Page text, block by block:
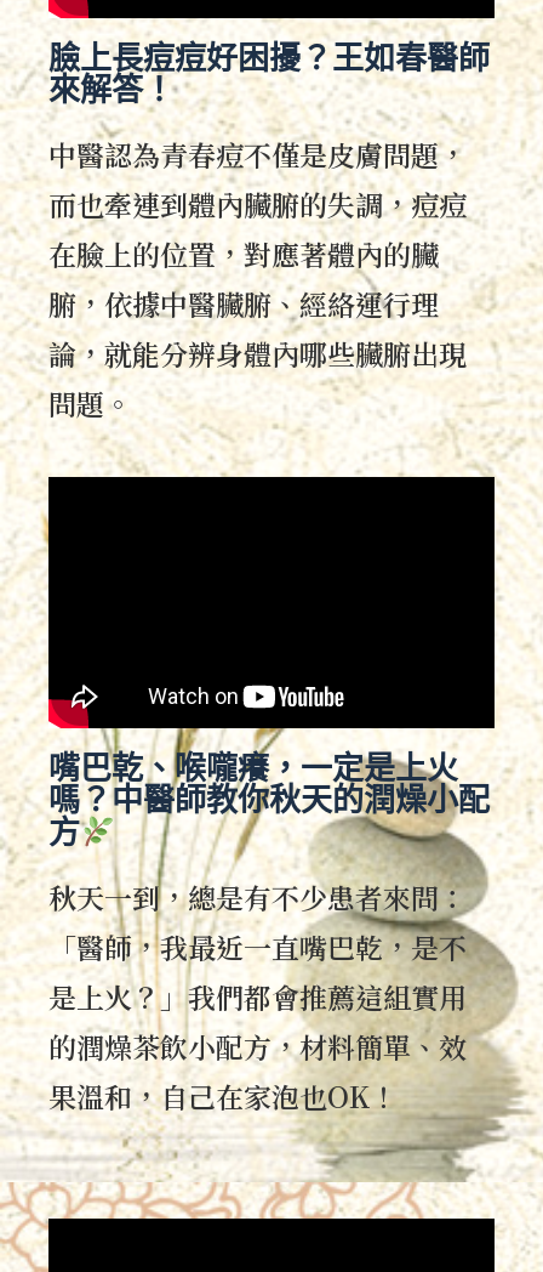
臉上長痘痘好困擾？王如春醫師
來解答！
中醫認為青春痘不僅是皮膚問題，
而也牽連到體內臟腑的失調，痘痘
在臉上的位置，對應著體內的臟
腑，依據中醫臟腑、經絡運行理
論，就能分辨身體內哪些臟腑出現
問題。
嘴巴乾、喉嚨癢，一定是上火
嗎？中醫師教你秋天的潤燥小配
方
秋天一到，總是有不少患者來問：
「醫師，我最近一直嘴巴乾，是不
是上火？」我們都會推薦這組實用
的潤燥茶飲小配方，材料簡單、效
果溫和，自己在家泡也OK！